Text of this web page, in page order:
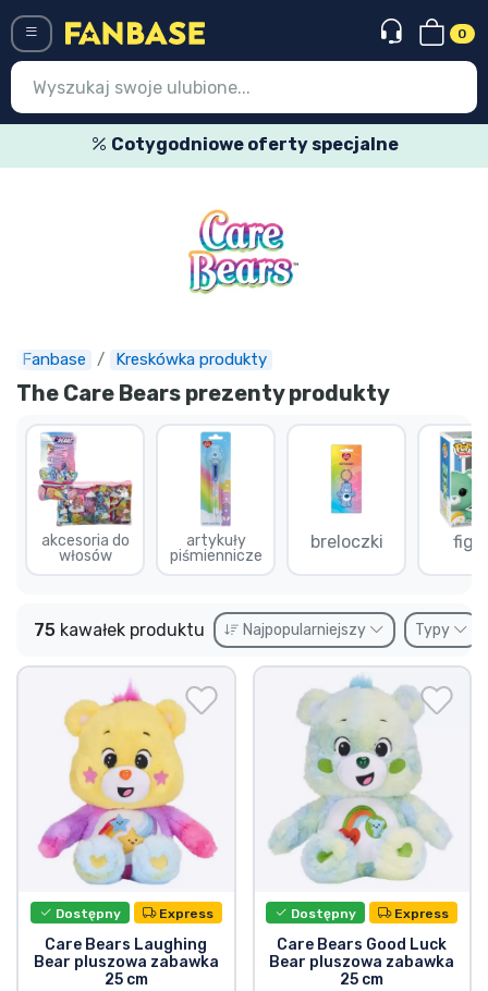
0
Cotygodniowe oferty specjalne
Fanbase Kreskówka produkty
The Care Bears prezenty produkty
akcesoria do
włosów
artykuły
piśmiennicze
breloczki
75 kawałek produktu Najpopularniejszy Typy
Dostępny Express
Care Bears Laughing
Bear pluszowa zabawka
25 cm
Dostępny Express
Care Bears Good Luck
Bear pluszowa zabawka
25 cm
Najnowsze rzeczy
Oferty specjalne
Doręczenie ekspresowe
Przedsprzedaż
Outlet produkty
Wysyłka i płatność
Rzeczy seryjne
Rzeczy filmowe
Wspaniałe rzeczy
Rzeczy z anime
Rzeczy dla graczy
Rzeczy sportowe
Rzeczy muzyczne